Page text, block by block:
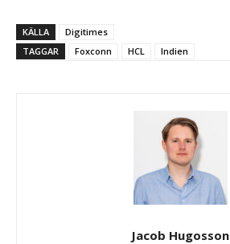
KÄLLA
Digitimes
TAGGAR
Foxconn HCL Indien
Jacob Hugosson